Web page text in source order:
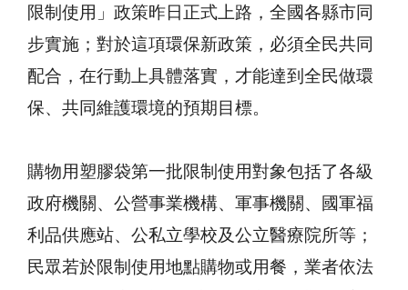
限制使用」政策昨日正式上路，全國各縣市同
步實施；對於這項環保新政策，必須全民共同
配合，在行動上具體落實，才能達到全民做環
保、共同維護環境的預期目標。
購物用塑膠袋第一批限制使用對象包括了各級
政府機關、公營事業機構、軍事機關、國軍福
利品供應站、公私立學校及公立醫療院所等；
民眾若於限制使用地點購物或用餐，業者依法